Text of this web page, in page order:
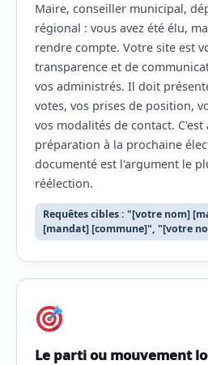
Maire, conseiller municipal,
régional : vous avez été élu,
rendre compte. Votre site est
transparence et de
vos administrés. Il doit
votes, vos prises de position,
vos modalités de contact.
préparation à la prochaine
documenté est l'argument le
réélection.
Requêtes cibles : "[votre nom]
[mandat] [commune]", "[votre
Le parti ou mouvement